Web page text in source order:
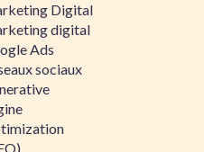
Digital
digital
Ads
sociaux